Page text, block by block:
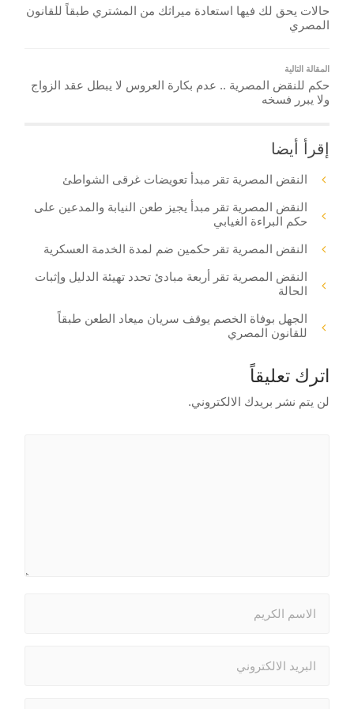
حالات يحق لك فيها استعادة ميراثك من المشتري طبقاً للقانون
المصري
المقالة التالية
حكم للنقض المصرية .. عدم بكارة العروس لا يبطل عقد الزواج
ولا يبرر فسخه
إقرأ أيضا
النقض المصرية تقر مبدأ تعويضات غرقى الشواطئ
النقض المصرية تقر مبدأ يجيز طعن النيابة والمدعين على
حكم البراءة الغيابي
النقض المصرية تقر حكمين ضم لمدة الخدمة العسكرية
النقض المصرية تقر أربعة مبادئ تحدد تهيئة الدليل وإثبات
الحالة
الجهل بوفاة الخصم يوقف سريان ميعاد الطعن طبقاً
للقانون المصري
اترك تعليقاً
لن يتم نشر بريدك الالكتروني.